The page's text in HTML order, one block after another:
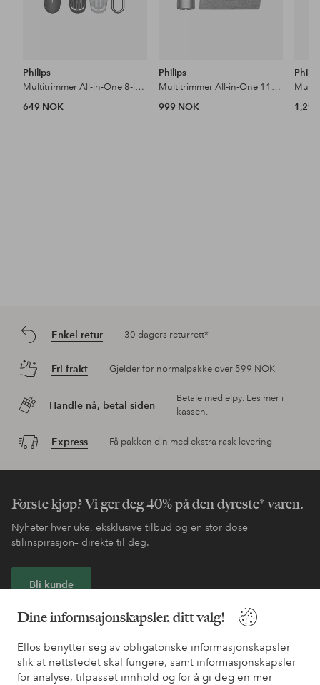
Dine informsajonskapsler, ditt valg!
Ellos benytter seg av obligatoriske informasjonskapsler
slik at nettstedet skal fungere, samt informasjonskapsler
for analyse, tilpasset innhold og for å gi deg en mer
Philips
Multitrimmer All-in-One 8-in-1 MG3940/15
649 NOK
Philips
Multitrimmer All-in-One 11-in-1 MG5941/15
999 NOK
Enkel retur 30 dagers returrett*
Fri frakt Gjelder for normalpakke over 599 NOK
Handle nå, betal siden
Betale med elpy. Les mer i
kassen.
Express Få pakken din med ekstra rask levering
Første kjøp? Vi ger deg 40% på den dyreste* varen.
Nyheter hver uke, eksklusive tilbud og en stor dose
stilinspirasjon– direkte til deg.
Bli kunde
* Se tilbudsvilkår ved registrering
Trenger du hjelp?